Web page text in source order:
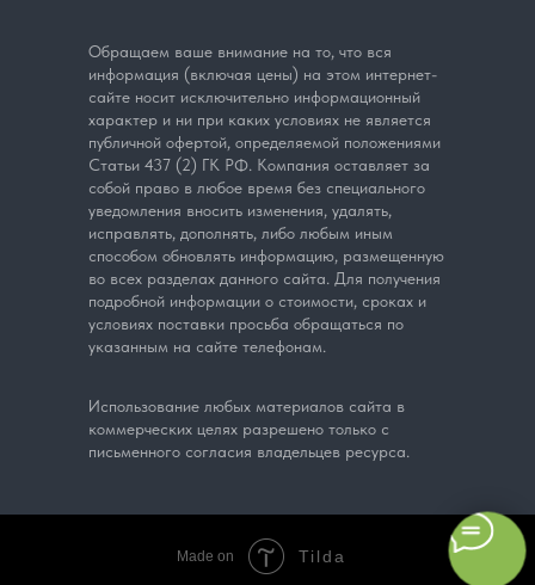
Обращаем ваше внимание на то, что вся
информация (включая цены) на этом интернет-
сайте носит исключительно информационный
характер и ни при каких условиях не является
публичной офертой, определяемой положениями
Статьи 437 (2) ГК РФ. Компания оставляет за
собой право в любое время без специального
уведомления вносить изменения, удалять,
исправлять, дополнять, либо любым иным
способом обновлять информацию, размещенную
во всех разделах данного сайта. Для получения
подробной информации о стоимости, сроках и
условиях поставки просьба обращаться по
указанным на сайте телефонам.
Использование любых материалов сайта в
коммерческих целях разрешено только с
письменного согласия владельцев ресурса.
Made on Tilda